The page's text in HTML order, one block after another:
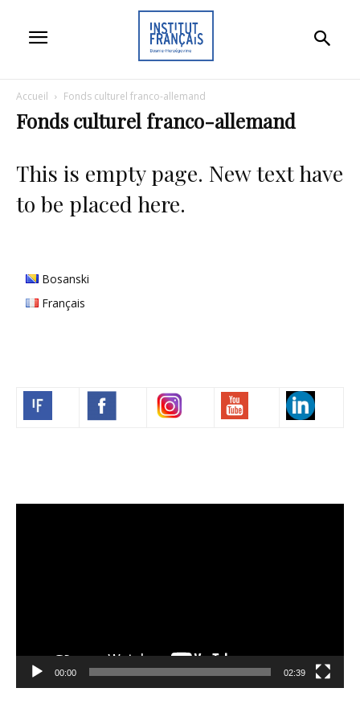
Accueil Fonds culturel franco-allemand
Fonds culturel franco-allemand
This is empty page. New text have
to be placed here.
Bosanski
Français
00:00 02:39